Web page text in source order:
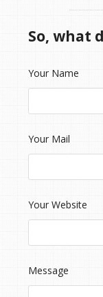
So, what
Your Name
Your Mail
Your Website
Message